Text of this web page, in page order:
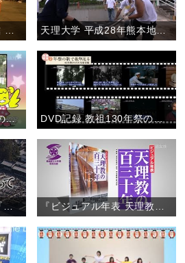
DVD「ピッキー リボンのレッツゴー！こどもおぢばがえり」(お知らせ)
DVD記録 教祖130年祭『存命の教祖を慕って』 『ビジュアル年表 天理教の百三十年』 【書籍案内】